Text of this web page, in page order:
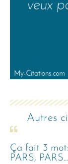
Autres
Ça fait 3
PARS, PARS...